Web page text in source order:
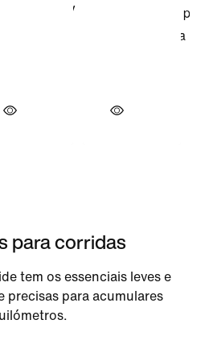
para corridas
tem os essenciais leves e
precisas para acumulares